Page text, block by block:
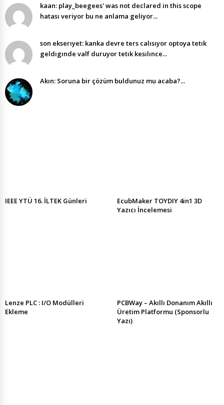
kaan: play_beegees' was not declared in this scope
hatası veriyor bu ne anlama geliyor...
son ekserıyet: kanka devre ters calısıyor optoya tetık
geldıgınde valf duruyor tetık kesılınce...
Akın: Soruna bir çözüm buldunuz mu acaba?...
IEEE YTÜ 16. İLTEK Günleri
EcubMaker TOYDIY 4in1 3D
Yazıcı İncelemesi
Lenze PLC : I/O Modülleri
Ekleme
PCBWay – Akıllı Donanım Akıllı
Üretim Platformu (Sponsorlu
Yazı)